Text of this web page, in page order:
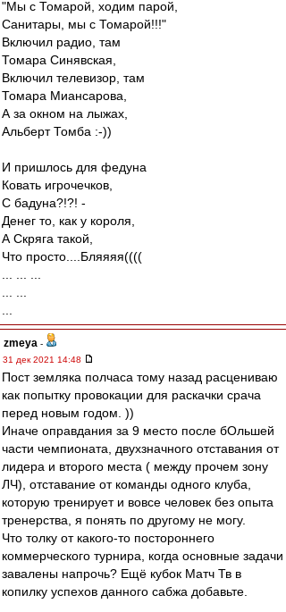
"Мы с Томарой, ходим парой,
Санитары, мы с Томарой!!!"
Включил радио, там
Томара Синявская,
Включил телевизор, там
Томара Миансарова,
А за окном на лыжах,
Альберт Томба :-))
И пришлось для федуна
Ковать игрочечков,
С бадуна?!?! -
Денег то, как у короля,
А Скряга такой,
Что просто....Бляяяя((((
zmeya -
31 дек 2021 14:48
Пост земляка полчаса тому назад расцениваю
как попытку провокации для раскачки срача
перед новым годом. ))
Иначе оправдания за 9 место после бОльшей
части чемпионата, двухзначного отставания от
лидера и второго места ( между прочем зону
ЛЧ), отставание от команды одного клуба,
которую тренирует и вовсе человек без опыта
тренерства, я понять по другому не могу.
Что толку от какого-то постороннего
коммерческого турнира, когда основные задачи
завалены напрочь? Ещё кубок Матч Тв в
копилку успехов данного сабжа добавьте.